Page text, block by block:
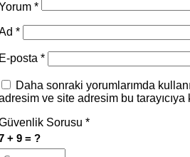
*
*
posta *
Daha sonraki yorumlarımda
ve site adresim bu
Sorusu *
+ 9 = ?